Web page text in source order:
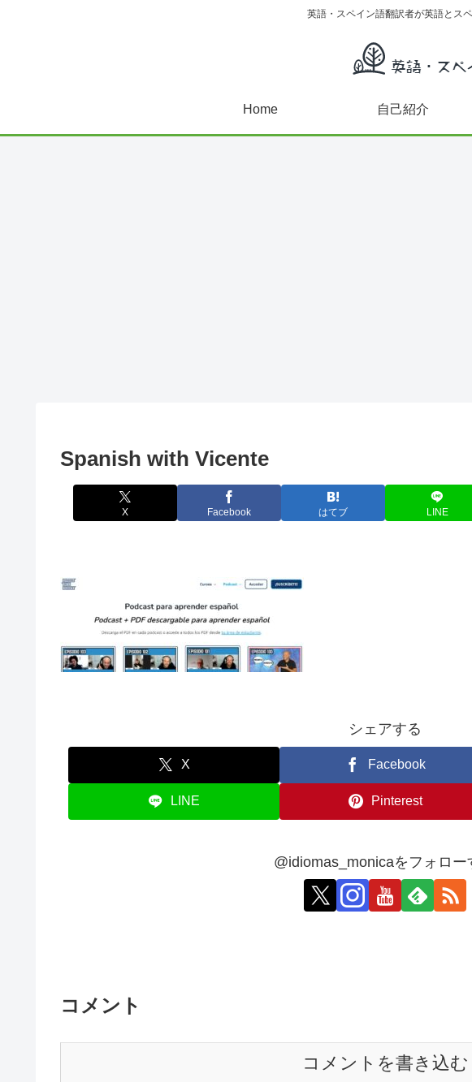
英語・スペイン語翻訳者が英語とス
Home 自己紹介
Spanish with Vicente
X Facebook はてブ LINE
シェアする
X Facebook
LINE Pinterest
@idiomas_monicaをフォロー
コメント
コメントを書き込む